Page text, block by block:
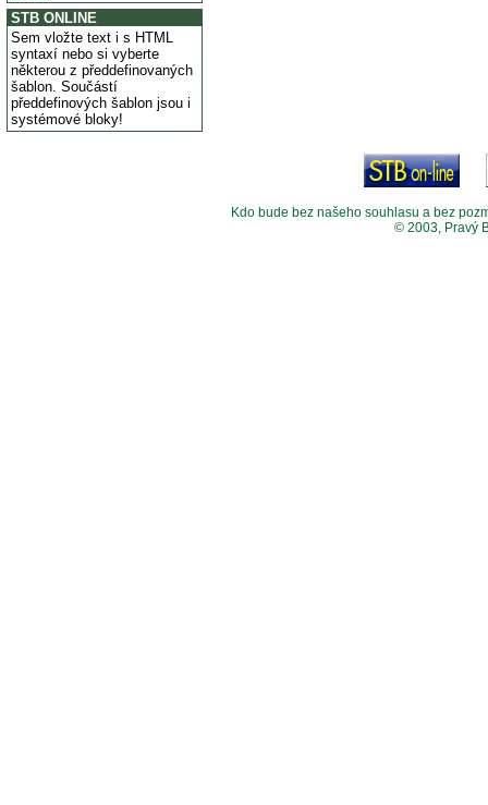
STB ONLINE
Sem vložte text i s HTML
syntaxí nebo si vyberte
některou z předdefinovaných
šablon. Součástí
předdefinových šablon jsou i
systémové bloky!
Kdo bude bez našeho souhlasu a bez
© 2003, Pravý